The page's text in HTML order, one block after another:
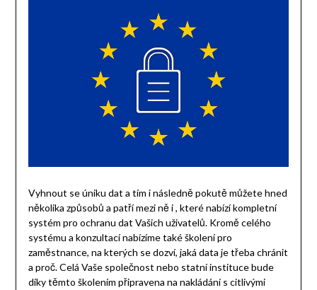
Vyhnout se úniku dat a tím i následně pokutě můžete hned
několika způsobů a patří mezi ně i, které nabízí kompletní
systém pro ochranu dat Vašich uživatelů. Kromě celého
systému a konzultací nabízíme také školení pro
zaměstnance, na kterých se dozví, jaká data je třeba chránit
a proč. Celá Vaše společnost nebo statní instituce bude
díky těmto školením připravena na nakládání s citlivými